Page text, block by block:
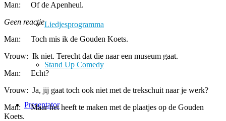
Liedjesprogramma
Stand Up Comedy
Presentator
Man: Of de Apenheul.
Geen reactie
Man: Toch mis ik de Gouden Koets.
Vrouw: Ik niet. Terecht dat die naar een museum gaat.
Man: Echt?
Vrouw: Ja, jij gaat toch ook niet met de trekschuit naar je werk?
Man: Maar het heeft te maken met de plaatjes op de Gouden
Koets.